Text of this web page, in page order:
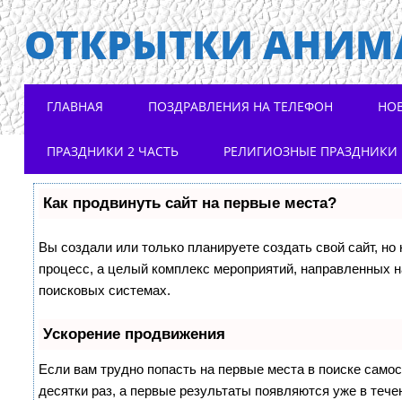
ОТКРЫТКИ
Main menu
ГЛАВНАЯ ПОЗДРАВЛЕНИЯ НА ТЕЛЕФОН
ПРАЗДНИКИ 2 ЧАСТЬ РЕЛИГИОЗНЫЕ ПРАЗДНИКИ
Как продвинуть сайт на первые места?
Вы создали или только планируете создать свой сайт,
процесс, а целый комплекс мероприятий, направленных
поисковых системах.
Ускорение продвижения
Если вам трудно попасть на первые места в поиске
десятки раз, а первые результаты появляются уже в